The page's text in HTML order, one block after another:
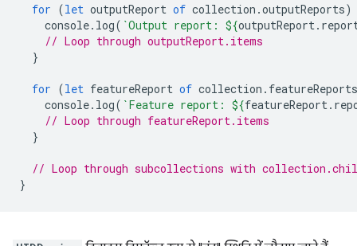
for (let outputReport of collection .outputReports)
console. log( `Output report: ${outputReport.
// Loop through outputReport.items
}
for (let featureReport of collection . featureReports
console. log( `Feature report: ${featureReport.
// Loop through featureReport.items
}
// Loop through subcollections with
}